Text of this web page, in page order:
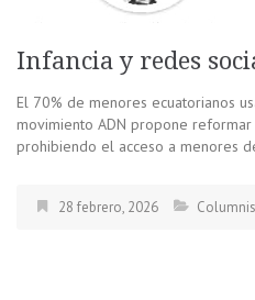
Infancia y redes
El 70% de menores ecuatorianos
movimiento ADN propone
prohibiendo el acceso a menores
28 febrero, 2026